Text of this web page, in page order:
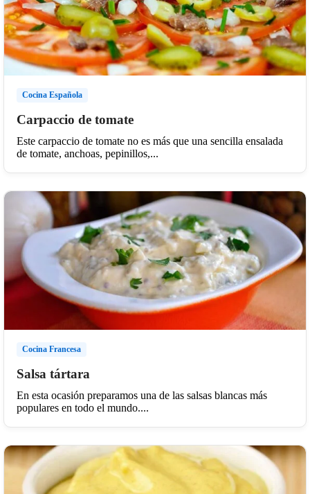
Cocina Española
Carpaccio de tomate
Este carpaccio de tomate no es más que una sencilla ensalada
de tomate, anchoas, pepinillos,...
Cocina Francesa
Salsa tártara
En esta ocasión preparamos una de las salsas blancas más
populares en todo el mundo....